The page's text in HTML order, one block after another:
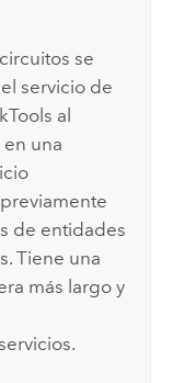
se
servicio de
al
una
de entidades
Tiene una
más largo y